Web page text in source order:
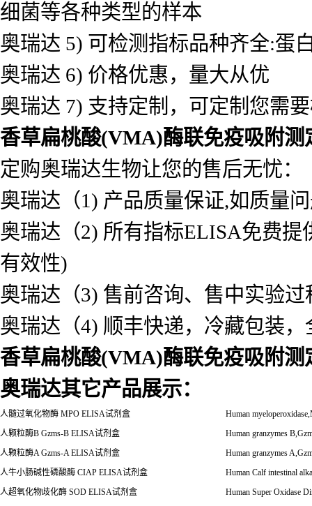
细菌等各种类型的样本
奥瑞达 5) 可检测指标品种齐全:蛋
奥瑞达 6) 价格优惠，量大从优
奥瑞达 7) 支持定制，可定制您需
香草扁桃酸(VMA)酶联免疫吸附测
定购奥瑞达生物让您的售后无忧：
奥瑞达（1) 产品质量保证,如质量
奥瑞达（2) 所有指标ELISA免费
有效性)
奥瑞达（3) 售前咨询、售中实验
奥瑞达（4) 顺丰快递，冷藏包装，
香草扁桃酸(VMA)酶联免疫吸附测
奥瑞达其它产品展示：
人髓过氧化物酶 MPO ELISA试剂盒
Human
人颗粒酶B Gzms-B ELISA试剂盒
Human granzymes
人颗粒酶A Gzms-A ELISA试剂盒
Human granzymes
人牛小肠碱性磷酸酶 CIAP ELISA试剂盒
Human Calf intestinal
人超氧化物歧化酶 SOD ELISA试剂盒
Human Super Oxidase